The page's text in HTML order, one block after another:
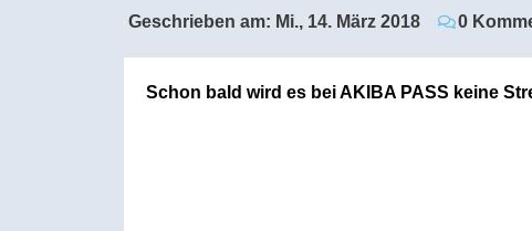
Geschrieben am: Mi., 14. März 2018 0
Schon bald wird es bei AKIBA PASS keine